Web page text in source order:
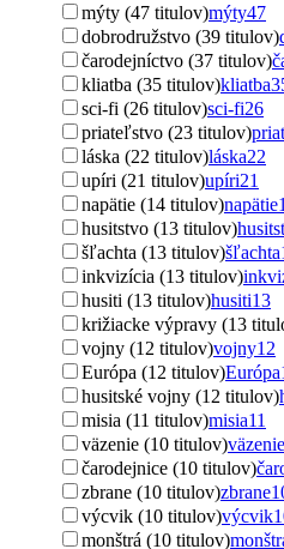
mýty (47 titulov)mýty47
dobrodružstvo (39 titulov)
čarodejníctvo (37 titulov)
kliatba (35 titulov)kliatba
sci-fi (26 titulov)sci-fi26
priateľstvo (23 titulov)
láska (22 titulov)láska22
upíri (21 titulov)upíri21
napätie (14 titulov)napätie
husitstvo (13 titulov)
šľachta (13 titulov)šľachta
inkvizícia (13 titulov)
husiti (13 titulov)husiti13
križiacke výpravy (13
vojny (12 titulov)vojny12
Európa (12 titulov)Európa
husitské vojny (12 titulov)
misia (11 titulov)misia11
väzenie (10 titulov)väzenie
čarodejnice (10 titulov)
zbrane (10 titulov)zbrane
výcvik (10 titulov)výcvik
monštrá (10 titulov)